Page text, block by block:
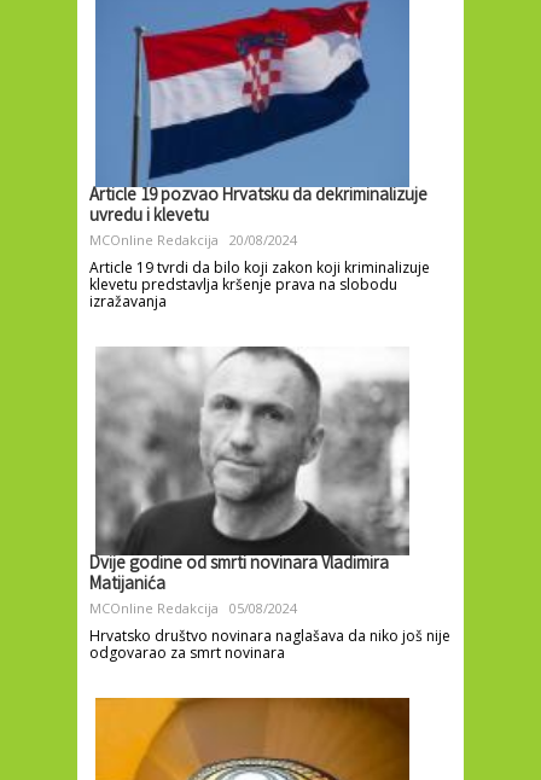
Article 19 pozvao Hrvatsku da dekriminalizuje
uvredu i klevetu
MCOnline Redakcija 20/08/2024
Article 19 tvrdi da bilo koji zakon koji kriminalizuje
klevetu predstavlja kršenje prava na slobodu
izražavanja
Dvije godine od smrti novinara Vladimira
Matijanića
MCOnline Redakcija 05/08/2024
Hrvatsko društvo novinara naglašava da niko još nije
odgovarao za smrt novinara